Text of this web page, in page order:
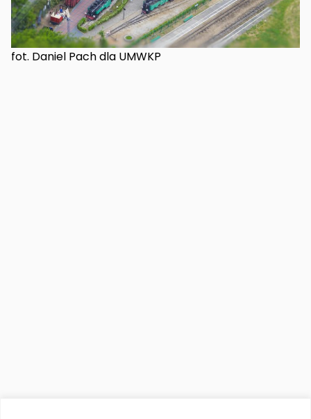
fot. Daniel Pach dla UMWKP